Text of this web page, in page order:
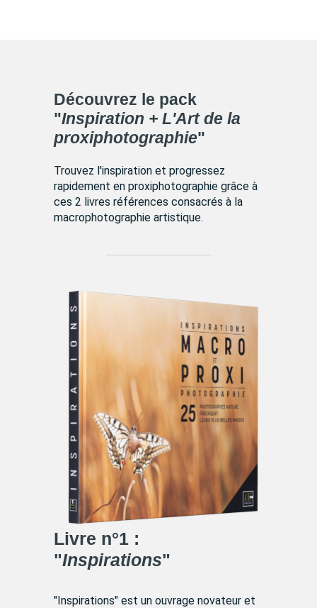
Découvrez le pack
"Inspiration + L'Art de la
proxiphotographie"
Trouvez l'inspiration et progressez
rapidement en proxiphotographie grâce à
ces 2 livres références consacrés à la
macrophotographie artistique.
Livre n°1 :
"Inspirations"
"Inspirations" est un ouvrage novateur et